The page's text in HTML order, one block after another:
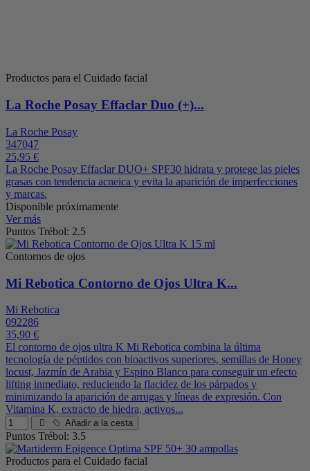
Productos para el Cuidado facial
La Roche Posay Effaclar Duo (+)...
La Roche Posay
347047
25,95 €
La Roche Posay Effaclar DUO+ SPF30 hidrata y protege las pieles
grasas con tendencia acneica y evita la aparición de imperfecciones
y marcas.
Disponible próximamente
Ver más
Puntos Trébol: 2.5
Contornos de ojos
Mi Rebotica Contorno de Ojos Ultra K...
Mi Rebotica
092286
35,90 €
El contorno de ojos ultra K Mi Rebotica combina la última
tecnología de péptidos con bioactivos superiores, semillas de Honey
locust, Jazmín de Arabia y Espino Blanco para conseguir un efecto
lifting inmediato, reduciendo la flacidez de los párpados y
minimizando la aparición de arrugas y líneas de expresión. Con
Vitamina K, extracto de hiedra, activos...
Añadir a la cesta
Puntos Trébol: 3.5
Productos para el Cuidado facial